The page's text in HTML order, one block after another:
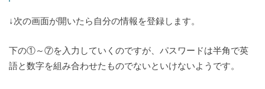
↓次の画面が開いたら自分の情報を登録します。
下の①～⑦を入力していくのですが、パスワードは半角で英
語と数字を組み合わせたものでないといけないようです。